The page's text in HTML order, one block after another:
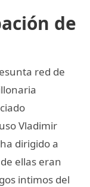
de
red de
Vladimir
dirigido a
ellas eran
intimos del